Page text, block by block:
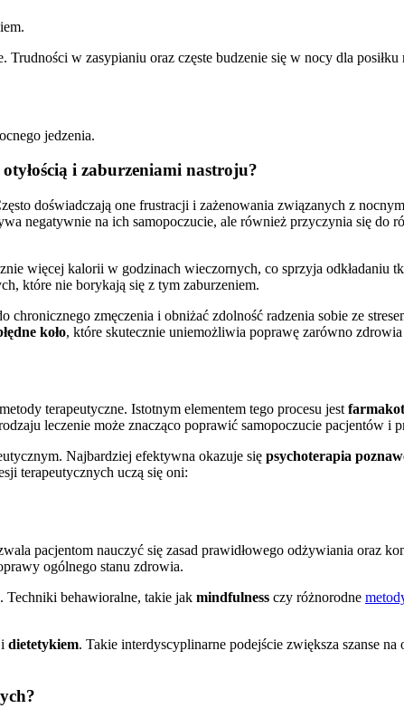
w zasypianiu oraz częste budzenie się w nocy dla
jedzenia.
i zaburzeniami nastroju?
doświadczają one frustracji i zażenowania związanych z
negatywnie na ich samopoczucie, ale również przyczynia się do
więcej kalorii w godzinach wieczornych, co sprzyja odkładaniu
które nie borykają się z tym zaburzeniem.
zmęczenia i obniżać zdolność radzenia sobie ze
koło, które skutecznie uniemożliwia poprawę zarówno
terapeutyczne. Istotnym elementem tego procesu jest
leczenie może znacząco poprawić samopoczucie pacjentów i
Najbardziej efektywna okazuje się psychoterapia
terapeutycznych uczą się oni:
pacjentom nauczyć się zasad prawidłowego odżywiania oraz
ogólnego stanu zdrowia.
Techniki behawioralne, takie jak mindfulness czy różnorodne
i dietetykiem. Takie interdyscyplinarne podejście zwiększa szanse